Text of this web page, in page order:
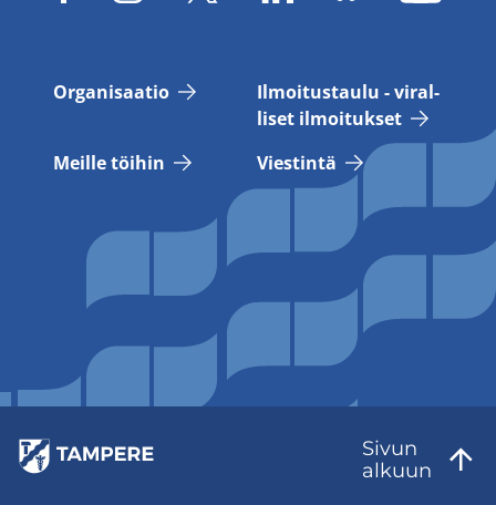
Or­ga­ni­saa­tio
Il­moi­tus­tau­lu - vi­ral­
li­set il­moi­tuk­set
Meil­le töi­hin
Vies­tin­tä
Sivun
al­kuun